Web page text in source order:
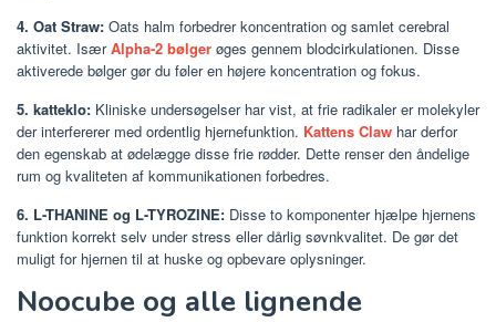
4. Oat Straw: Oats halm forbedrer koncentration og samlet cerebral
aktivitet. IsærAlpha-2 bølger øges gennem blodcirkulationen. Disse
aktiverede bølger gør du føler en højere koncentration og fokus.
5. katteklo: Kliniske undersøgelser har vist, at frie radikaler er molekyler
der interfererer med ordentlig hjernefunktion. Kattens Claw har derfor
den egenskab at ødelægge disse frie rødder. Dette renser den åndelige
rum og kvaliteten af kommunikationen forbedres.
6. L-THANINE og L-TYROZINE: Disse to komponenter hjælpe hjernens
funktion korrekt selv under stress eller dårlig søvnkvalitet. De gør det
muligt for hjernen til at huske og opbevare oplysninger.
Noocube og alle lignende